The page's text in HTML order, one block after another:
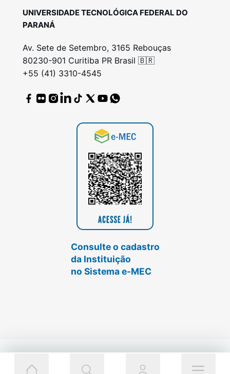
UNIVERSIDADE TECNOLÓGICA FEDERAL DO
PARANÁ
Av. Sete de Setembro, 3165 Rebouças
80230-901 Curitiba PR Brasil 🇧🇷
+55 (41) 3310-4545
Consulte o cadastro
da Instituição
no Sistema e-MEC